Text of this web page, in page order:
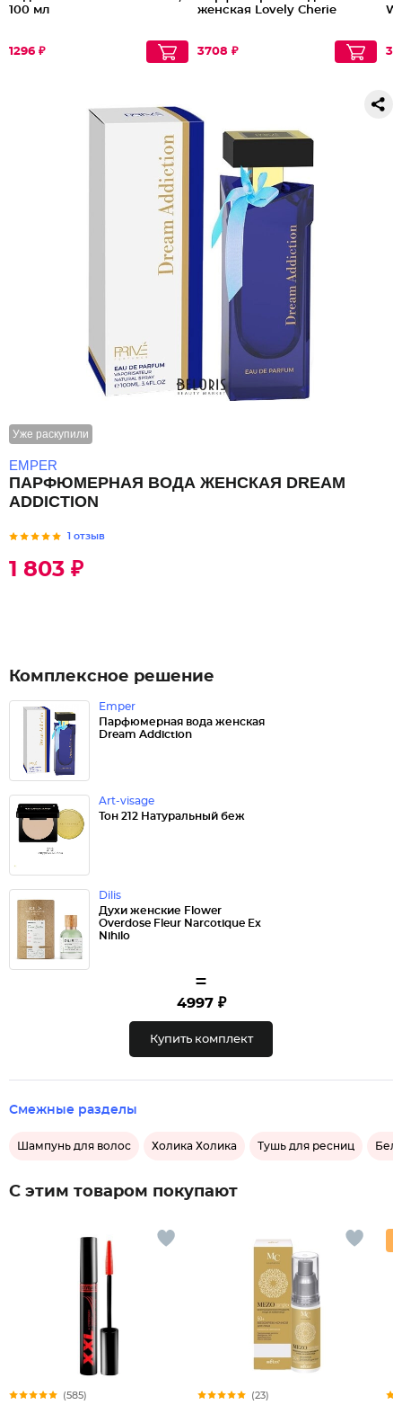
100 мл
1296 ₽
женская Lovely Cherie
3708 ₽
Уже раскупили
EMPER
ПАРФЮМЕРНАЯ ВОДА ЖЕНСКАЯ DREAM
ADDICTION
1 отзыв
1 803 ₽
Комплексное решение
Emper
Парфюмерная вода женская
Dream Addiction
Art-visage
Тон 212 Натуральный беж
Dilis
Духи женские Flower
Overdose Fleur Narcotique Ex
Nihilo
=
4997 ₽
Купить комплект
Смежные разделы
Шампунь для волос Холика Холика Тушь для ресниц
С этим товаром покупают
(585) (23)